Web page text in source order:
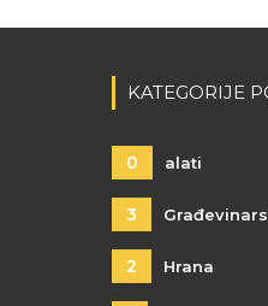
KATEGORIJE
0 alati
3
2 Hrana